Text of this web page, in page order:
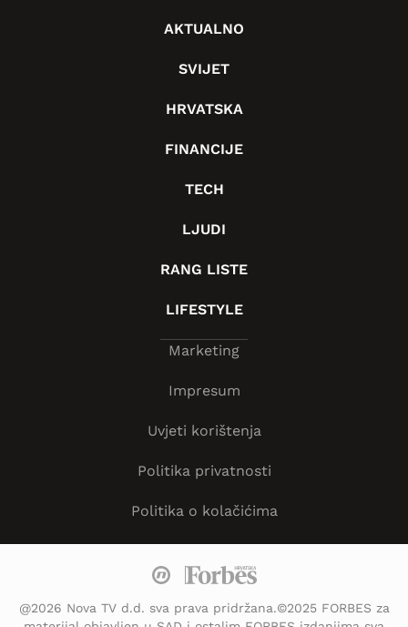
AKTUALNO
SVIJET
HRVATSKA
FINANCIJE
TECH
LJUDI
RANG LISTE
LIFESTYLE
Marketing
Impresum
Uvjeti korištenja
Politika privatnosti
Politika o kolačićima
@2026 Nova TV d.d. sva prava pridržana.©2025 FORBES za